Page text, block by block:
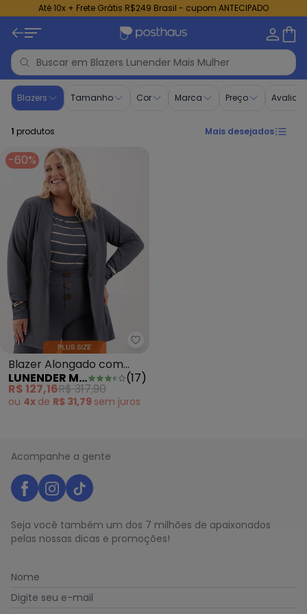
Até 10x + Frete Grátis R$249 Brasil - cupom ANTECIPADO
Blazers - Plus Size Feminino | Lunender Mais Mulher
Blazers Tamanho Cor Marca Preço
1 produtos Mais desejados
-60%
Lunender Mais Mulher - Blazer
Blazer Alongado com
Botão em Malha Diagonal
Azul
LUNENDER MAIS MULHER (17)
R$ 127,16R$ 317,90
ou 4x de R$ 31,79 sem juros
Acompanhe a gente
Seja você também um dos 7 milhões de apaixonados
pelas nossas dicas e promoções!
Nome
Digite seu e-mail